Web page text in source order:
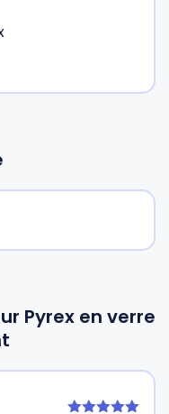
Pyrex en verre